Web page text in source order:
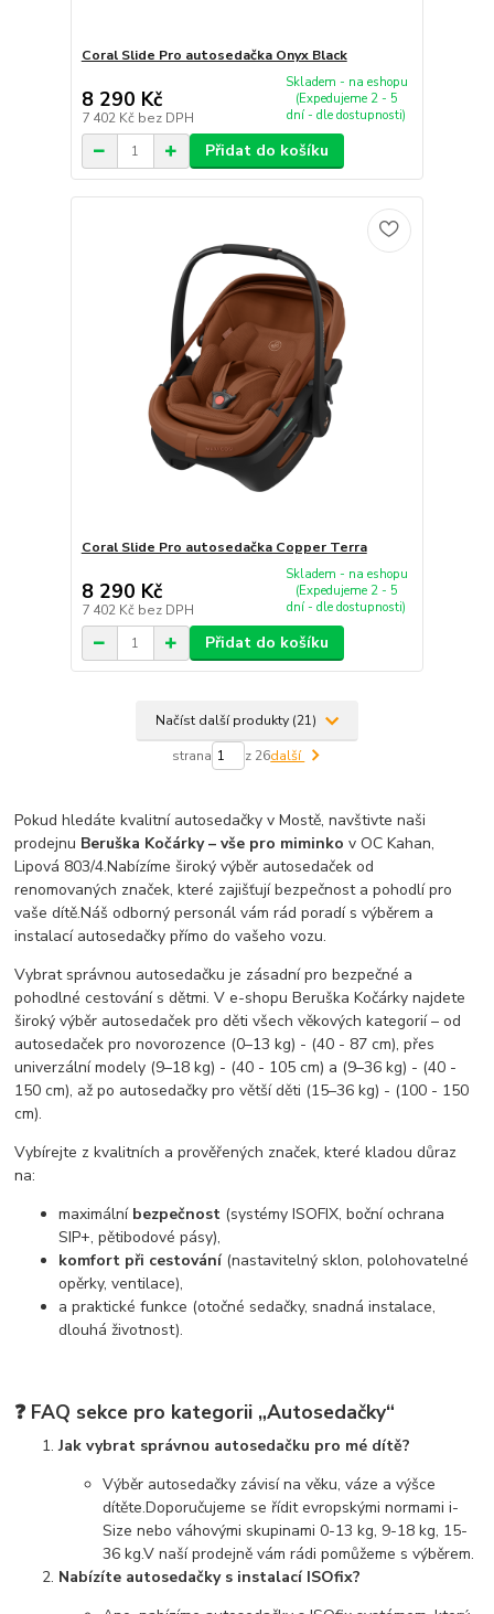
Coral Slide Pro autosedačka Onyx Black
8 290 Kč
7 402 Kč bez DPH
Skladem - na eshopu
(Expedujeme 2 - 5
dní - dle dostupnosti)
Přidat do košíku
Coral Slide Pro autosedačka Copper Terra
8 290 Kč
7 402 Kč bez DPH
Skladem - na eshopu
(Expedujeme 2 - 5
dní - dle dostupnosti)
Přidat do košíku
Načíst další produkty (21)
strana z 26další
Pokud hledáte kvalitní autosedačky v Mostě, navštivte naši
prodejnu Beruška Kočárky – vše pro miminko v OC Kahan,
Lipová 803/4.Nabízíme široký výběr autosedaček od
renomovaných značek, které zajišťují bezpečnost a pohodlí pro
vaše dítě.Náš odborný personál vám rád poradí s výběrem a
instalací autosedačky přímo do vašeho vozu.
Vybrat správnou autosedačku je zásadní pro bezpečné a
pohodlné cestování s dětmi. V e-shopu Beruška Kočárky najdete
široký výběr autosedaček pro děti všech věkových kategorií – od
autosedaček pro novorozence (0–13 kg) - (40 - 87 cm), přes
univerzální modely (9–18 kg) - (40 - 105 cm) a (9–36 kg) - (40 -
150 cm), až po autosedačky pro větší děti (15–36 kg) - (100 - 150
cm).
Vybírejte z kvalitních a prověřených značek, které kladou důraz
na:
maximální bezpečnost (systémy ISOFIX, boční ochrana
SIP+, pětibodové pásy),
komfort při cestování(nastavitelný sklon, polohovatelné
opěrky, ventilace),
a praktické funkce (otočné sedačky, snadná instalace,
dlouhá životnost).
❓ FAQ sekce pro kategorii „Autosedačky“
Jak vybrat správnou autosedačku pro mé dítě?
Výběr autosedačky závisí na věku, váze a výšce
dítěte.Doporučujeme se řídit evropskými normami i-
Size nebo váhovými skupinami 0-13 kg, 9-18 kg, 15-
36 kg.V naší prodejně vám rádi pomůžeme s výběrem.
Nabízíte autosedačky s instalací ISOfix?